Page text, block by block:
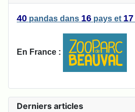
40 pandas dans 16 pays et 17
En France :
Derniers articles